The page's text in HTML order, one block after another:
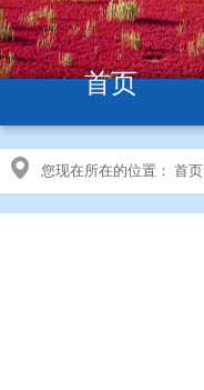
首页
您现在所在的位置： 首页